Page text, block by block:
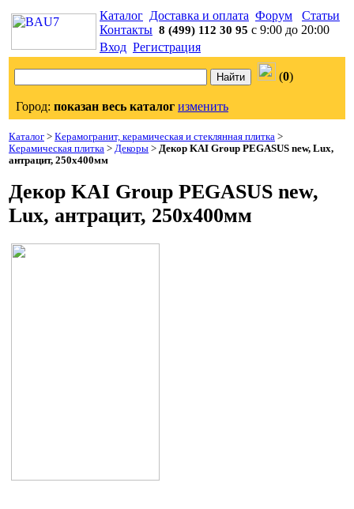
Каталог Доставка и оплата Форум
Статьи
Контакты 8 (499) 112 30 95 с 9:00 до 20:00
Вход Регистрация
(0)
Город: показан весь каталог изменить
Каталог > Керамогранит, керамическая и стеклянная плитка >
Керамическая плитка > Декоры > Декор KAI Group PEGASUS new, Lux,
антрацит, 250x400мм
Декор KAI Group PEGASUS new,
Lux, антрацит, 250x400мм